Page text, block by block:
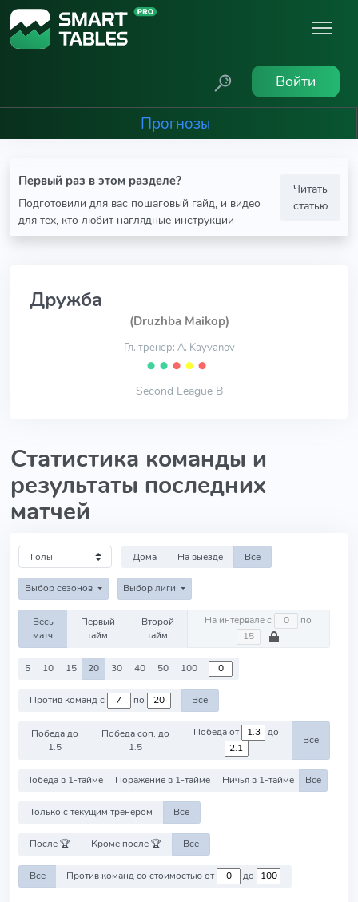
Войти
Прогнозы
Первый раз в этом разделе?
Подготовили для вас пошаговый гайд, и видео
для тех, кто любит наглядные инструкции
Читать
статью
Дружба
(Druzhba Maikop)
Гл. тренер: A. Kayvanov
⬤ ⬤ ⬤ ⬤ ⬤
Second League B
Статистика команды и
результаты последних
матчей
Дома На выезде Все
Выбор сезонов Выбор лиги
Весь
матч
Первый
тайм
Второй
тайм
На интервале с по
5 10 15 20 30 40 50 100
Против команд с по Все
Победа до
1.5
Победа соп. до
1.5
Победа от до
Все
Победа в 1-тайме Поражение в 1-тайме Ничья в 1-тайме Все
Только с текущим тренером Все
После 🏆 Кроме после 🏆 Все
Все Против команд со стоимостью от до